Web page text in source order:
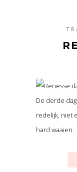
De derde
redelijk, niet
hard waaien.